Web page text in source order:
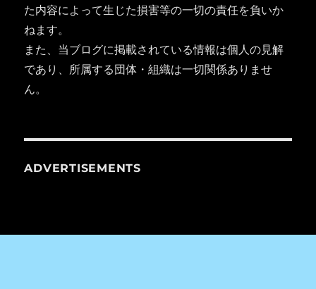
た内容によって生じた損害等の一切の責任を負いか
ねます。
また、当ブログに掲載されている情報は個人の見解
であり、所属する団体・組織は一切関係ありませ
ん。
ADVERTISEMENTS